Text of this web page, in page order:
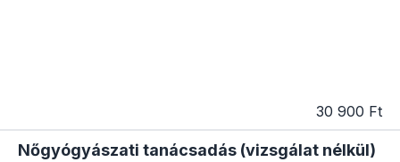
30 900 Ft
Nőgyógyászati tanácsadás (vizsgálat nélkül)